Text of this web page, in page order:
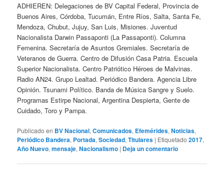
ADHIEREN: Delegaciones de BV Capital Federal, Provincia de
Buenos Aires, Córdoba, Tucumán, Entre Ríos, Salta, Santa Fe,
Mendoza, Chubut, Jujuy, San Luis, Misiones. Juventud
Nacionalista Darwin Passaponti (La Passaponti). Columna
Femenina. Secretaría de Asuntos Gremiales. Secretaría de
Veteranos de Guerra. Centro de Difusión Casa Patria. Escuela
Superior Nacionalista. Centro Patriótico Héroes de Malvinas.
Radio AN24. Grupo Lealtad. Periódico Bandera. Agencia Libre
Opinión. Tsunami Político. Banda de Música Sangre y Suelo.
Programas Estirpe Nacional, Argentina Despierta, Gente de
Cuidado, Toro y Pampa.
Publicado en BV Nacional,Comunicados, Efemérides,Noticias,
Periódico Bandera, Portada,Sociedad,Titulares | Etiquetado 2017,
Año Nuevo,mensaje,Nacionalismo | Deja un comentario